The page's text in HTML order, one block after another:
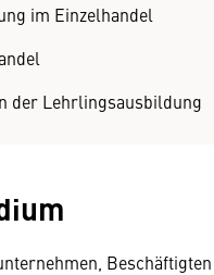
im Einzelhandel
der Lehrlingsausbildung